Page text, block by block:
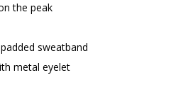
the peak
sweatband
metal eyelet